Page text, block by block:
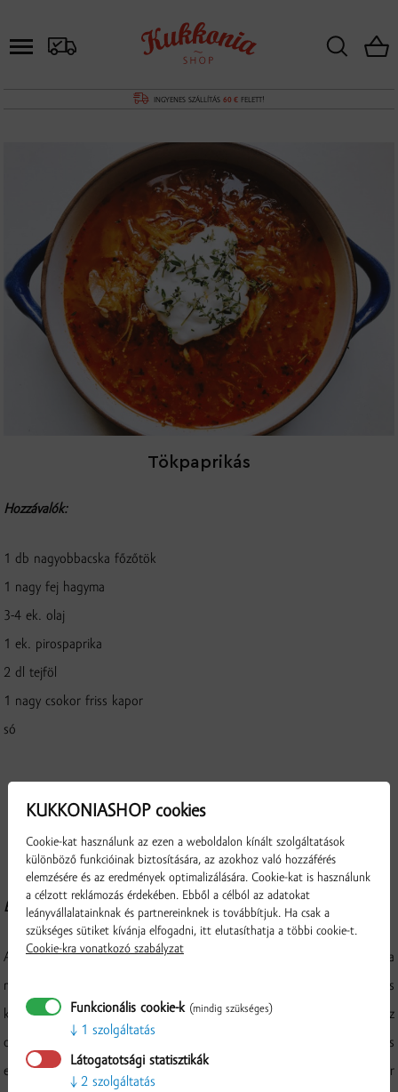
INGYENES SZÁLLÍTÁS 60 € FELETT!
Tökpaprikás
Hozzávalók:
1 db nagyobbacska főzőtök
1 nagy fej hagyma
3-4 ek. olaj
1 ek. pirospaprika
2 dl tejföl
1 nagy csokor friss kapor
só
Elkészítés:
A tököt meghámozzuk, hosszában kettévágjuk, szivacsos belét a
magokkal kikanalazzuk, a tök húsát szeletekre, majd kb. 2 centis
kockákra vágjuk. A hagymát fel-aprítjuk és aranysárgára pirítjuk az
olajon. Rátesszük a tököt, megsózzuk, most jöhet a pirospaprika és
egy fél pohár víz, hogy oda ne kapjon. Hamar ereszt levet, akkor már
KUKKONIASHOP cookies
Cookie-kat használunk az ezen a weboldalon kínált szolgáltatások
különböző funkcióinak biztosítására, az azokhoz való hozzáférés
elemzésére és az eredmények optimalizálására. Cookie-kat is használunk
a célzott reklámozás érdekében. Ebből a célból az adatokat
leányvállalatainknak és partnereinknek is továbbítjuk. Ha csak a
szükséges sütiket kívánja elfogadni, itt elutasíthatja a többi cookie-t.
Cookie-kra vonatkozó szabályzat
Funkcionális cookie-k (mindig szükséges)
1 szolgáltatás
Látogatotsági statisztikák
2 szolgáltatás